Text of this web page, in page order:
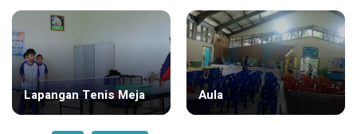
Lapangan Tenis Meja Aula